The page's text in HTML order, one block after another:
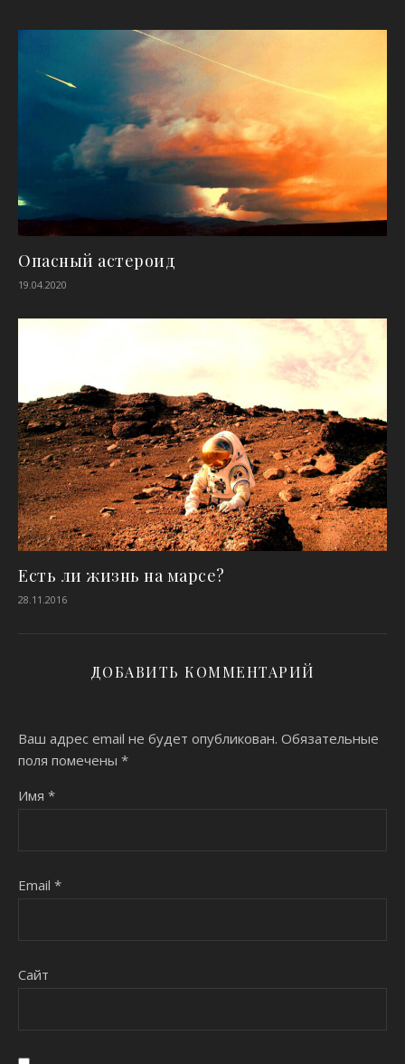
Опасный астероид
19.04.2020
Есть ли жизнь на марсе?
28.11.2016
ДОБАВИТЬ КОММЕНТАРИЙ
Ваш адрес email не будет опубликован. Обязательные
поля помечены *
Имя *
Email *
Сайт